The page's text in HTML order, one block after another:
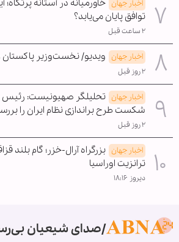
اخبار جهان خاورمیانه در آستانه پرتگاه؛
توافق پایان می‌یابد؟
۲ ساعت قبل
اخبار جهان ویدیو/ نخست‌وزیر پاکستان
۲ روز قبل
اخبار جهان تحلیلگر صهیونیست: رئیس
شکست طرح براندازی نظام ایران را
۲ روز قبل
اخبار جهان بزرگراه آرال-خزر؛ گام بلند
ترانزیت اوراسیا
دیروز ۱۸:۱۶
صدای شیعیان